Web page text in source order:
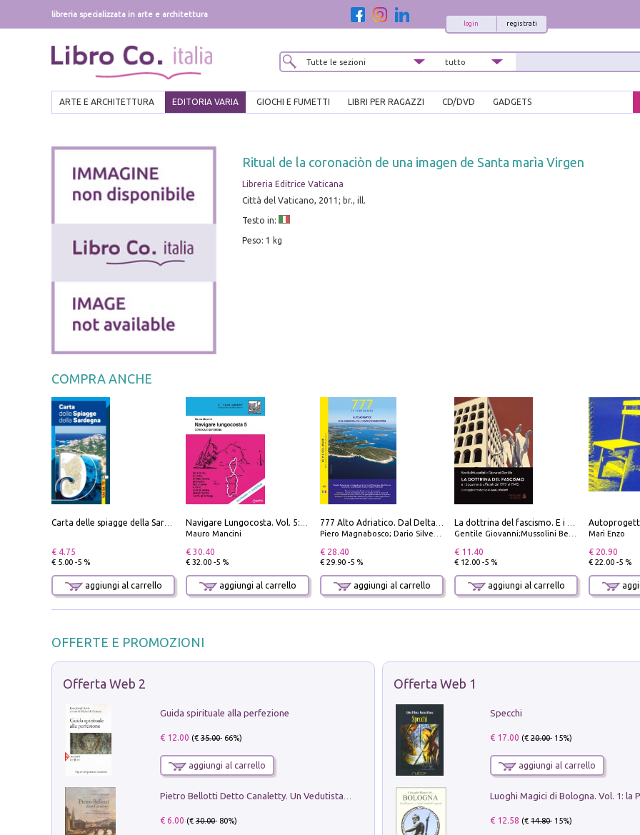
libreria specializzata in arte e architettura
registrati
login
ARTE E ARCHITETTURA EDITORIA VARIA GIOCHI E FUMETTI LIBRI PER RAGAZZI CD/DVD GADGETS
Ritual de la coronaciòn de una imagen de Santa marìa Virgen
Libreria Editrice Vaticana
Città del Vaticano, 2011; br., ill.
Testo in:
Peso: 1 kg
COMPRA ANCHE
Carta delle spiagge della Sardegna. Con custodia
€ 4.75
€ 5.00 -5 %
aggiungi al carrello
Navigare Lungocosta. Vol. 5: Corsica e Sardegna
Mauro Mancini
€ 30.40
€ 32.00 -5 %
aggiungi al carrello
777 Alto Adriatico. Dal Delta del Po a Capo Promontore. Con QR Code
Piero Magnabosco; Dario Silvestro; Marco Sbrizzi
€ 28.40
€ 29.90 -5 %
aggiungi al carrello
La dottrina del fascismo. E i documenti ufficiali dal 1919 al 1945
Gentile Giovanni;Mussolini Benito
€ 11.40
€ 12.00 -5 %
aggiungi al carrello
Mari Enzo
€ 20.90
€ 22.00 -5 %
OFFERTE E PROMOZIONI
Offerta Web 2
Guida spirituale alla perfezione
€ 12.00 (€35.00- 66%)
aggiungi al carrello
Pietro Bellotti Detto Canaletty. Un Vedutista Veneziano nella Francia dell'Ancien Régime
€ 6.00 (€30.00- 80%)
Offerta Web 1
Specchi
€ 17.00 (€20.00- 15%)
aggiungi al carrello
€ 12.58 (€14.80- 15%)